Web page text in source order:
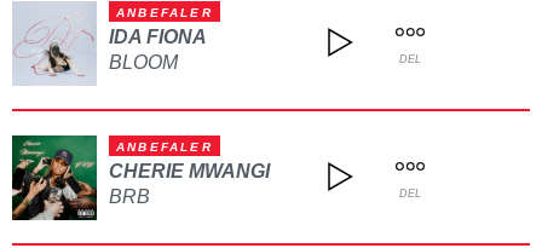
ANBEFALER
IDA FIONA
BLOOM
DEL
ANBEFALER
CHERIE MWANGI
BRB
DEL